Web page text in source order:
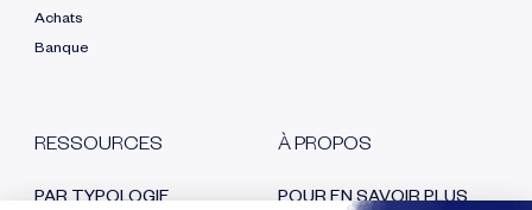
Achats
Banque
RESSOURCES
PAR TYPOLOGIE
À PROPOS
POUR EN SAVOIR PLUS